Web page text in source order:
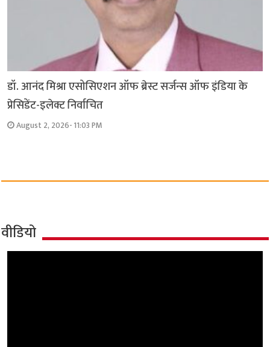
डॉ. आनंद मिश्रा एसोसिएशन ऑफ ब्रेस्ट सर्जन्स ऑफ इंडिया के
प्रेसिडेंट-इलेक्ट निर्वाचित
August 2, 2026- 11:03 PM
वीडियो